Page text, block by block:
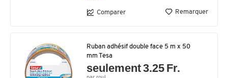
Comparer Remarquer
Ruban adhésif double face 5 m x 50
mm Tesa
seulement 3.25 Fr.